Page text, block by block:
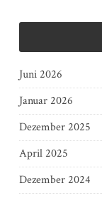
Juni 2026
Januar 2026
Dezember 2025
April 2025
Dezember 2024